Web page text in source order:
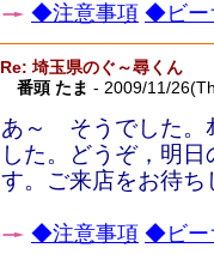
◆注意事項 ◆ビー
Re: 埼玉県のぐ～尋くん
番頭 たま - 2009/11/
あ～ そうでした。
した。どうぞ，明
す。ご来店をお待
◆注意事項 ◆ビー